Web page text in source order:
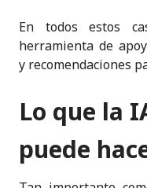
En todos estos
herramienta de
y recomendaciones
Lo que la
puede